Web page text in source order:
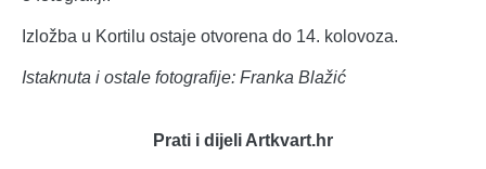
Izložba u Kortilu ostaje otvorena do 14. kolovoza.
Istaknuta i ostale fotografije: Franka Blažić
Prati i dijeli Artkvart.hr